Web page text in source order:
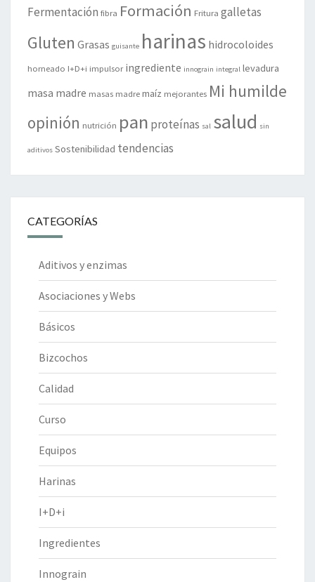
Fermentación fibra Formación Fritura galletas
Gluten Grasas guisante harinas hidrocoloides
horneado I+D+i impulsor ingrediente innograin integral levadura
masa madre masas madremaíz mejorantes Mi humilde
opinión nutrición pan proteínas sal salud sin
aditivos Sostenibilidad tendencias
CATEGORÍAS
Aditivos y enzimas
Asociaciones y Webs
Básicos
Bizcochos
Calidad
Curso
Equipos
Harinas
I+D+i
Ingredientes
Innograin